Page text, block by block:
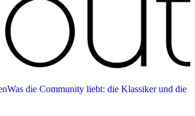
Was die Community liebt: die Klassiker und die